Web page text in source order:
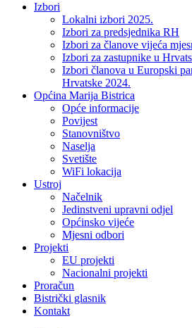
Izbori
Lokalni izbori 2025.
Izbori za predsjednika RH
Izbori za članove vijeća
Izbori za zastupnike u
Izbori članova u Europski
Hrvatske 2024.
Općina Marija Bistrica
Opće informacije
Povijest
Stanovništvo
Naselja
Svetište
WiFi lokacija
Ustroj
Načelnik
Jedinstveni upravni odjel
Općinsko vijeće
Mjesni odbori
Projekti
EU projekti
Nacionalni projekti
Proračun
Bistrički glasnik
Kontakt